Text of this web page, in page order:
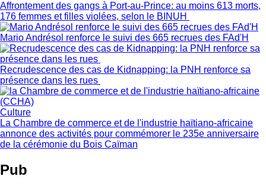
Affrontement des gangs à Port-au-Prince: au moins 613 morts,
176 femmes et filles violées, selon le BINUH
Mario Andrésol renforce le suivi des 665 recrues des FAd'H
Recrudescence des cas de Kidnapping: la PNH renforce sa
présence dans les rues
Culture
La Chambre de commerce et de l'industrie haïtiano-africaine
annonce des activités pour commémorer le 235e anniversaire
de la cérémonie du Bois Caïman
Pub